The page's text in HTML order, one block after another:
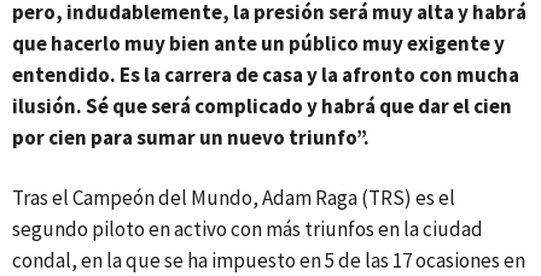
pero, indudablemente, la presión será muy alta y habrá
que hacerlo muy bien ante un público muy exigente y
entendido. Es la carrera de casa y la afronto con mucha
ilusión. Sé que será complicado y habrá que dar el cien
por cien para sumar un nuevo triunfo”.
Tras el Campeón del Mundo, Adam Raga (TRS) es el
segundo piloto en activo con más triunfos en la ciudad
condal, en la que se ha impuesto en 5 de las 17 ocasiones en